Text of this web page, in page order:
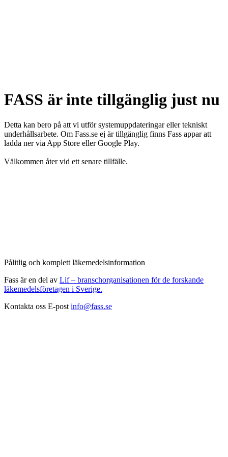
FASS är inte tillgänglig just nu
Detta kan bero på att vi utför systemuppdateringar eller tekniskt
underhållsarbete. Om Fass.se ej är tillgänglig finns Fass appar att
ladda ner via App Store eller Google Play.
Välkommen åter vid ett senare tillfälle.
Pålitlig och komplett läkemedelsinformation
Fass är en del av Lif – branschorganisationen för de forskande
läkemedelsföretagen i Sverige.
Kontakta oss E-post info@fass.se